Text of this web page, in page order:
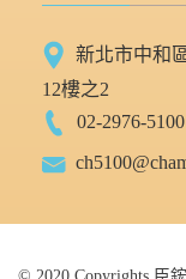
新北市中和
12樓之2
02-2976-5100